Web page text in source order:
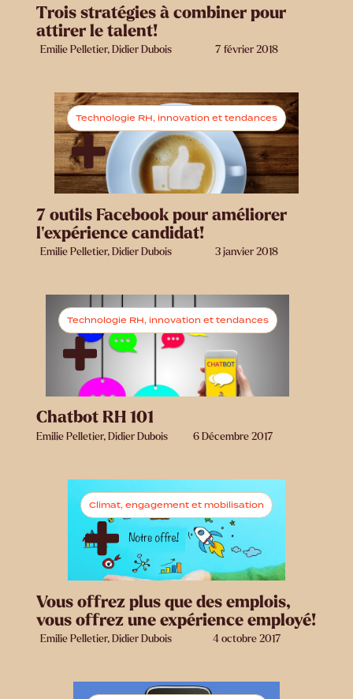
Trois stratégies à combiner pour
attirer le talent!
Emilie Pelletier, Didier Dubois 7 février 2018
Technologie RH, innovation et tendances
7 outils Facebook pour améliorer
l’expérience candidat!
Emilie Pelletier, Didier Dubois 3 janvier 2018
Technologie RH, innovation et tendances
Chatbot RH 101
Emilie Pelletier, Didier Dubois 6 Décembre 2017
Climat, engagement et mobilisation
Vous offrez plus que des emplois,
vous offrez une expérience employé!
Emilie Pelletier, Didier Dubois 4 octobre 2017